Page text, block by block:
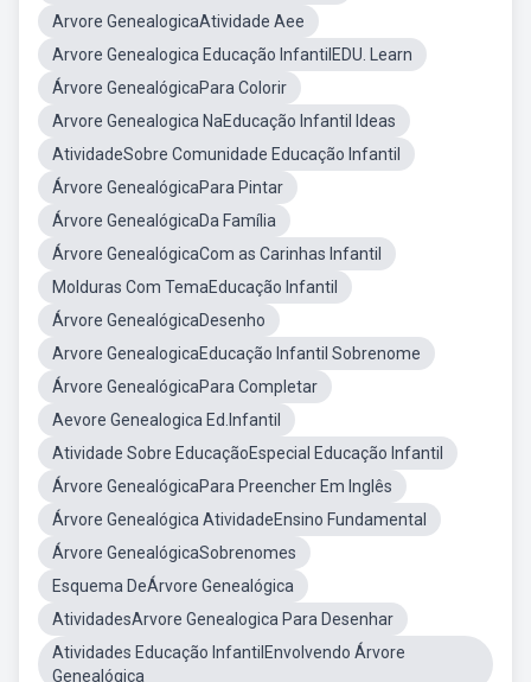
Arvore GenealogicaAtividade Aee
Arvore Genealogica Educação InfantilEDU. Learn
Árvore GenealógicaPara Colorir
Arvore Genealogica NaEducação Infantil Ideas
AtividadeSobre Comunidade Educação Infantil
Árvore GenealógicaPara Pintar
Árvore GenealógicaDa Família
Árvore GenealógicaCom as Carinhas Infantil
Molduras Com TemaEducação Infantil
Árvore GenealógicaDesenho
Arvore GenealogicaEducação Infantil Sobrenome
Árvore GenealógicaPara Completar
Aevore Genealogica Ed.Infantil
Atividade Sobre EducaçãoEspecial Educação Infantil
Árvore GenealógicaPara Preencher Em Inglês
Árvore Genealógica AtividadeEnsino Fundamental
Árvore GenealógicaSobrenomes
Esquema DeÁrvore Genealógica
AtividadesArvore Genealogica Para Desenhar
Atividades Educação InfantilEnvolvendo Árvore
Genealógica